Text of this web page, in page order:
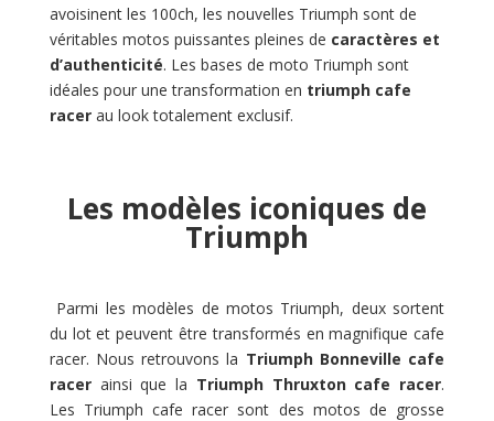
avoisinent les 100ch, les nouvelles Triumph sont de
véritables motos puissantes pleines de caractères et
d’authenticité. Les bases de moto Triumph sont
idéales pour une transformation en triumph cafe
racerau look totalement exclusif.
Les modèles iconiques de
Triumph
Parmi lesmodèles de motos Triumph, deux sortent
du lot et peuvent être transformés en magnifique cafe
racer. Nous retrouvons la Triumph Bonneville cafe
racer ainsi que la Triumph Thruxton cafe racer.
Les Triumph cafe racer sont des motos de grosse